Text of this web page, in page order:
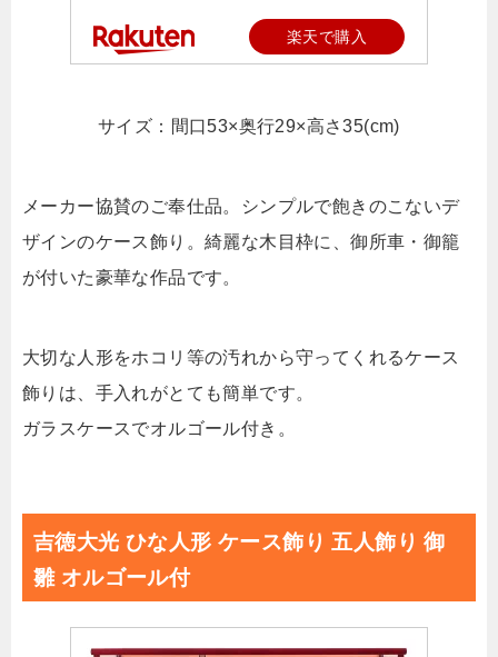
楽天で購入
サイズ：間口53×奥行29×高さ35(cm)
メーカー協賛のご奉仕品。シンプルで飽きのこないデ
ザインのケース飾り。綺麗な木目枠に、御所車・御籠
が付いた豪華な作品です。
大切な人形をホコリ等の汚れから守ってくれるケース
飾りは、手入れがとても簡単です。
ガラスケースでオルゴール付き。
吉徳大光 ひな人形 ケース飾り 五人飾り 御
雛 オルゴール付